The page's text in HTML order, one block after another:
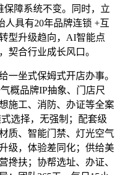
保障系统不变。同时，立
人具有20年品牌连锁 +互
型升级趋向，AI智能点
契合行业成长风口。
坐式保姆式开店办事。
概品牌IP抽象、门店尺
施工、消防、办证等全案
选择，无强制；配套级
质、智能门禁、灯光空气
级，体验差同化；供给美
搀扶；协帮选址、办证、